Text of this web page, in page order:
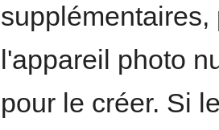
l'appareil photo
pour le créer. Si